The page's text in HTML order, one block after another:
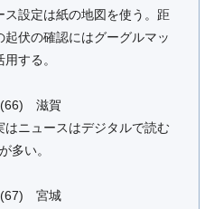
ス設定は紙の地図を使う。距
伏の確認にはグーグルマッ
する。
(66) 滋賀
ニュースはデジタルで読む
多い。
(67) 宮城